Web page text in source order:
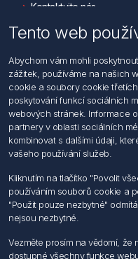
Kontaktujte nás
Hledat
Dodržování předpisů
Zásady zpracování
Podmínky zasílání
Všeobecné dodací a
Informace o nakládaní
Můj účet
Můj účet
Objednávky
Adresy
Tento web
Abychom vám mohli
zážitek, používáme na našich
cookie a soubory cookie
poskytování funkcí sociálních
webových stránek. Informace
partnery v oblasti sociálních
kombinovat s dalšími údaji,
vašeho používání služeb.
Kliknutím na tlačítko "Povolit
používáním souborů cookie a
"Použit pouze nezbytné"
nejsou nezbytné.
Vezměte prosím na vědomí,
dostupné všechny funkce